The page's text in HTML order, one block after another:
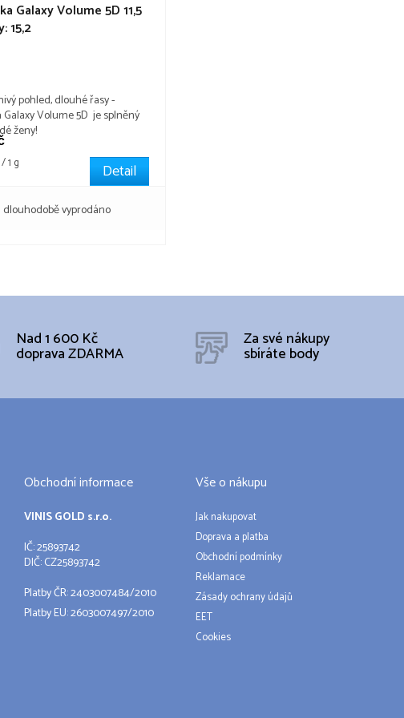
Galaxy Volume 5D 11,5
15,2
dlouhodobě vyprodáno
1 g Detail
pohled, dlouhé řasy -
Galaxy Volume 5D je splněný
ženy!
Nad 1 600 Kč
doprava ZDARMA
Za své nákupy
sbíráte body
Obchodní informace
VINIS GOLD s.r.o.
IČ: 25893742
DIČ: CZ25893742
Platby ČR: 2403007484/2010
Platby EU: 2603007497/2010
Vše o nákupu
Jak nakupovat
Doprava a platba
Obchodní podmínky
Reklamace
Zásady ochrany údajů
EET
Cookies